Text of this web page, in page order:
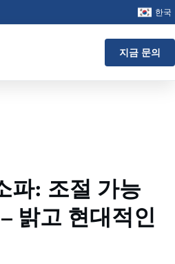
한국
지금 문의
파: 조절 가능
밝고 현대적인